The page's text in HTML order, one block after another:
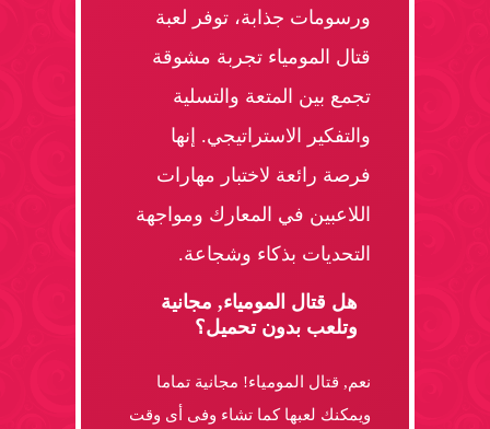
ورسومات جذابة، توفر لعبة
قتال المومياء تجربة مشوقة
تجمع بين المتعة والتسلية
والتفكير الاستراتيجي. إنها
فرصة رائعة لاختبار مهارات
اللاعبين في المعارك ومواجهة
التحديات بذكاء وشجاعة.
هل قتال المومياء, مجانية
وتلعب بدون تحميل؟
نعم, قتال المومياء! مجانية تماما
ويمكنك لعبها كما تشاء وفى أى وقت